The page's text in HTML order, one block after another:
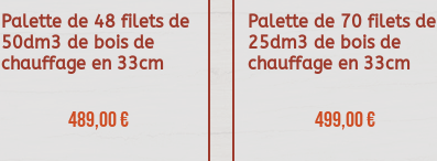
Palette de 48 filets de
50dm3 de bois de
chauffage en 33cm
489,00 €
Palette de 70 filets de
25dm3 de bois de
chauffage en 33cm
499,00 €